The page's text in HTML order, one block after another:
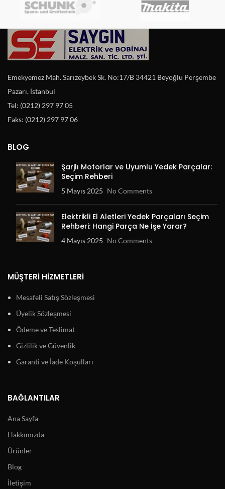
Emekyemez Mah. Sarızeybek Sk. No:17/B 34421 Beyoğlu Perşembe
Pazarı, İstanbul
Tel: (0212) 297 97 05
Faks: (0212) 297 97 06
BLOG
Şarjlı Motorlar ve Uyumlu Yedek Parçalar:
Seçim Rehberi
5 Mayıs 2025 No Comments
Elektrikli El Aletleri Yedek Parçaları Seçim
Rehberi: Hangi Parça Ne İşe Yarar?
4 Mayıs 2025 No Comments
MÜŞTERI HIZMETLERI
Mesafeli Satış Sözleşmesi
Üyelik Sözleşmesi
Ödeme ve Teslimat
Gizlilik ve Güvenlik
Garanti ve İade Koşulları
BAĞLANTILAR
Ana Sayfa
Hakkımızda
Ürünler
Blog
İletişim